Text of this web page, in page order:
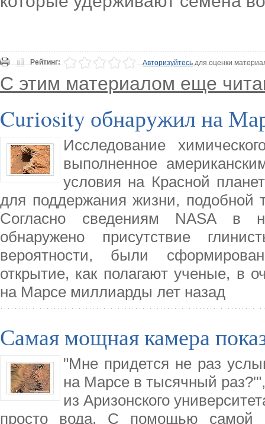
Рейтинг: Авторизуйтесьдля оценки
С этим материалом еще
Curiosity обнаружил на
Исследование
выполненное
условия на Красной
для поддержания жизни, подобной
Согласно сведениям NASA в
обнаружено присутствие
вероятности, были
открытие, как полагают ученые, в
на Марсе миллиарды лет назад
Самая мощная камера
"Мне придется не раз
на Марсе в тысячный
из Аризонского
просто вода. С помощью самой